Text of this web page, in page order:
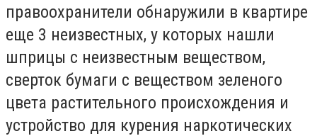
правоохранители обнаружили в квартире
еще 3 неизвестных, у которых нашли
шприцы с неизвестным веществом,
сверток бумаги с веществом зеленого
цвета растительного происхождения и
устройство для курения наркотических